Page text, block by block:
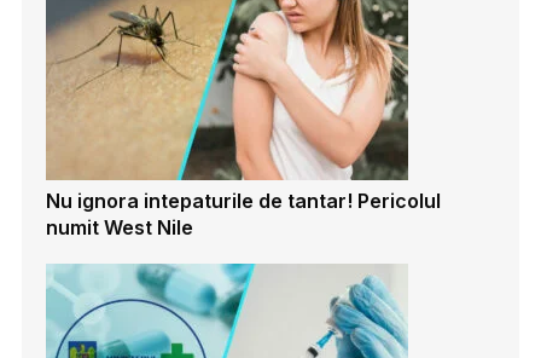
Nu ignora intepaturile de tantar! Pericolul
numit West Nile